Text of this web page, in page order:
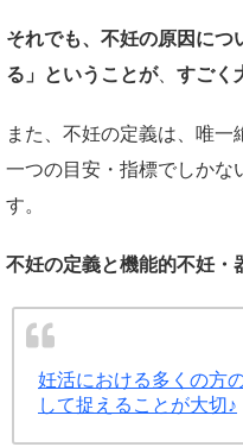
それでも、不妊の原因につ
る」ということが、 すごく
また、不妊の定義は、唯一
一つの目安・指標でしかな
す。
不妊の定義と機能的不妊・
妊活における多くの方
して捉えることが大切♪